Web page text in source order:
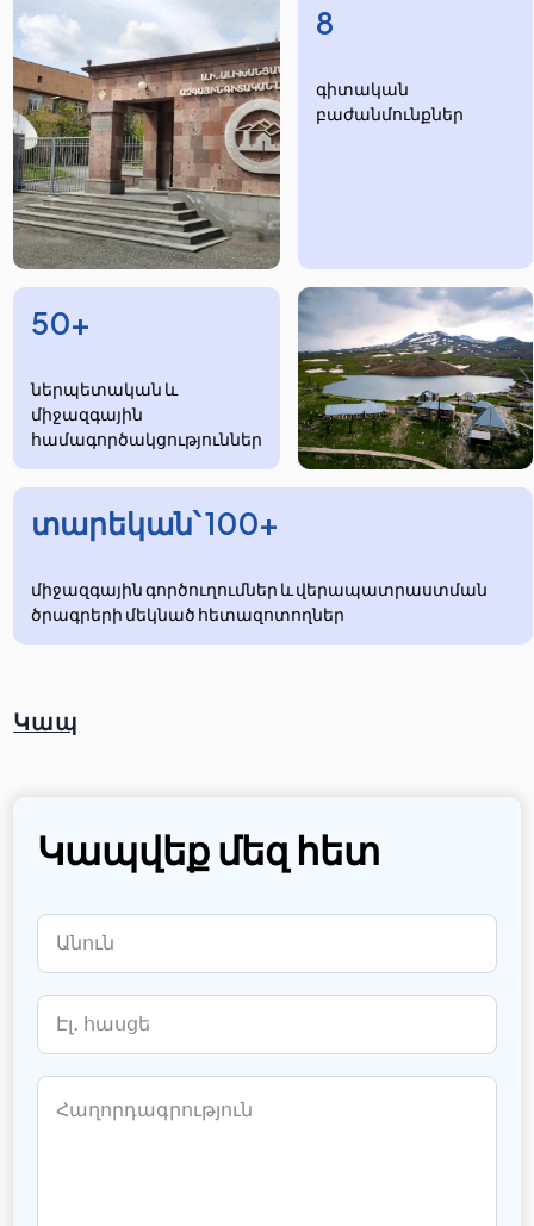
8
​​​գիտական
բաժանմունքներ
50+
ներպետական և
միջազգային
համագործակցություններ
տարեկան՝ 100+
միջազգային գործուղումներ և վերապատրաստման
ծրագրերի մեկնած հետազոտողներ
Կապ
Կապվեք մեզ հետ